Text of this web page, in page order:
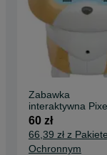
Zabawka
interaktywna
Petz Corgi MGA
540298
60 zł
66,39 zł z
Ochronnym